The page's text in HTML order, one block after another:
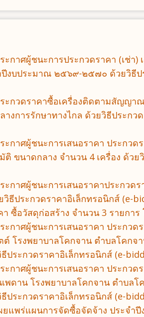
ะกาศผู้ชนะการประกวดราคา (เช่า
ปีงบประมาณ ๒๕๖๙-๒๕๗๐ ด้วยวิธีป
ระกวดราคาซื้อเครื่องติดตามสัญญา
งการรักษาทางไกล ด้วยวิธีประกว
ะกาศผู้ชนะการเสนอราคา ประกว
ขนาดกลาง จำนวน 4 เครื่อง ด้วย
ะกาศผู้ชนะการเสนอราคาประกว
ธีประกวดราคาอิเล็กทรอนิกส์ (e-
ซื้อวัสดุก่อสร้าง จำนวน 3 รายการ
ะกาศผู้ชนะการเสนอราคา ประกว
โรงพยาบาลโคกจาน ตำบลโคกจ
ประกวดราคาอิเล็กทรอนิกส์ (e-
ะกาศผู้ชนะการเสนอราคา ประกวด
พดาน โรงพยาบาลโคกจาน ตำบล
ประกวดราคาอิเล็กทรอนิกส์ (e-
ผยแพร่แผนการจัดซื้อจัดจ้าง ประจํ